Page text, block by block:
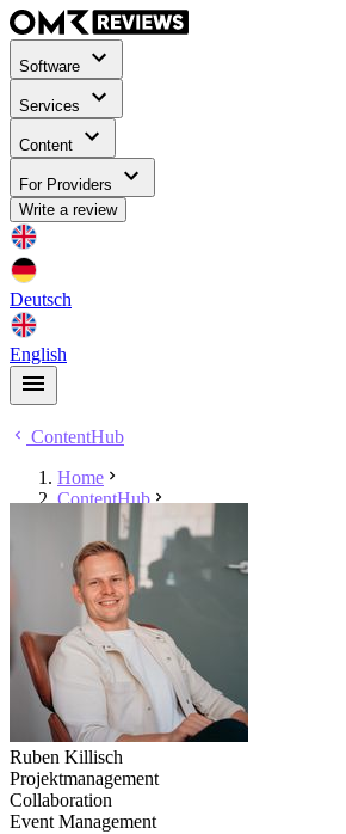
Software
Services
Content
For Providers
Write a review
Deutsch
English
ContentHub
Home
ContentHub
Ruben Killisch
Ruben Killisch
Projektmanagement
Collaboration
Event Management